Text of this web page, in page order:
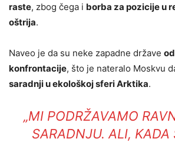
raste, zbog čega i borba za pozicije u
oštrija.
Naveo je da su neke zapadne države
konfrontacije, što je nateralo Moskvu
saradnji u ekološkoj sferi Arktika.
„MI PODRŽAVAMO
SARADNJU. ALI, KADA